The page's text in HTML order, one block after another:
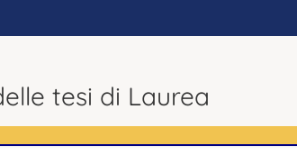
tesi di Laurea